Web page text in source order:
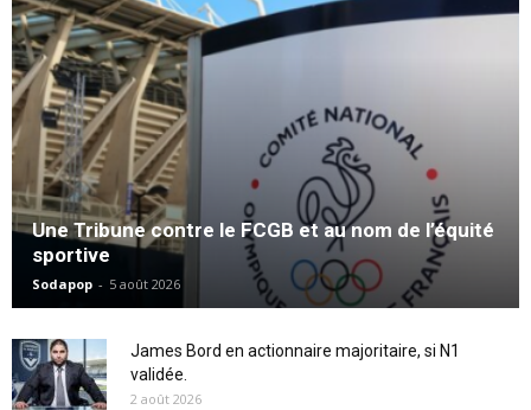
Une Tribune contre le FCGB et au nom de l’équité
sportive
Sodapop - 5 août 2026
James Bord en actionnaire majoritaire, si N1
validée.
2 août 2026